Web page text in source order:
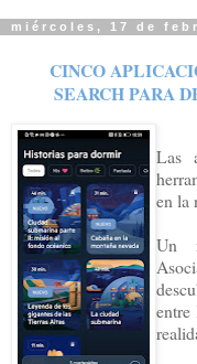
miércoles, 17 de
CINCO
SEARCH PARA
Las
en la
Un
entre